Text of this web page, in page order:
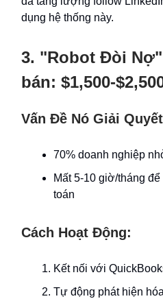
dụng hệ thống này.
3. "Robot Đòi
bán: $1,500-
Vấn Đề Nó Giải
70% doanh nghiệp
Mất 5-10 giờ/tháng
toán
Cách Hoạt Động:
Kết nối với
Tự động phát hiện